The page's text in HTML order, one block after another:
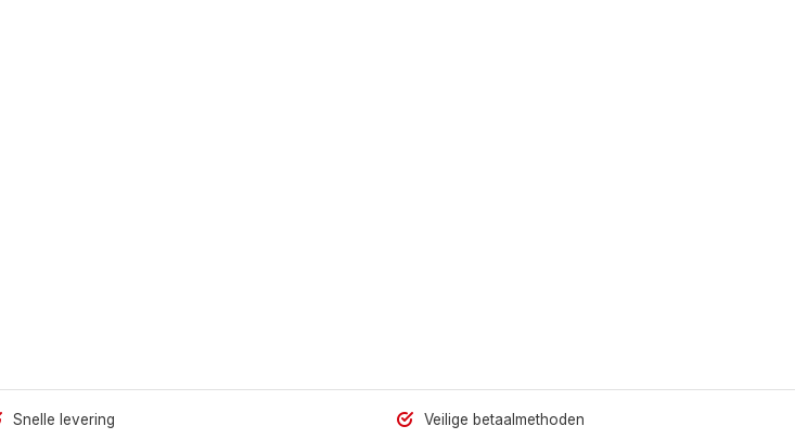
Snelle levering Veilige betaalmethoden